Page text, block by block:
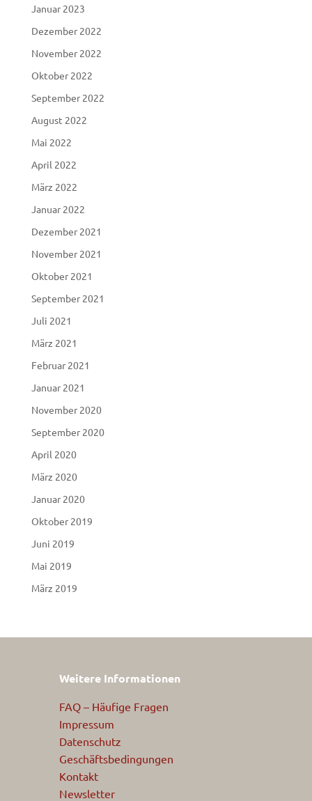
Januar 2023
Dezember 2022
November 2022
Oktober 2022
September 2022
August 2022
Mai 2022
April 2022
März 2022
Januar 2022
Dezember 2021
November 2021
Oktober 2021
September 2021
Juli 2021
März 2021
Februar 2021
Januar 2021
November 2020
September 2020
April 2020
März 2020
Januar 2020
Oktober 2019
Juni 2019
Mai 2019
März 2019
Weitere Informationen
FAQ – Häufige Fragen
Impressum
Datenschutz
Geschäftsbedingungen
Kontakt
Newsletter